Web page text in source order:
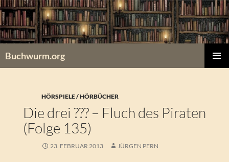
Zum
Inhalt
springen
Buchwurm.org
HÖRSPIELE / HÖRBÜCHER
Die drei ??? – Fluch des Piraten
(Folge 135)
23. FEBRUAR 2013 JÜRGEN PERN